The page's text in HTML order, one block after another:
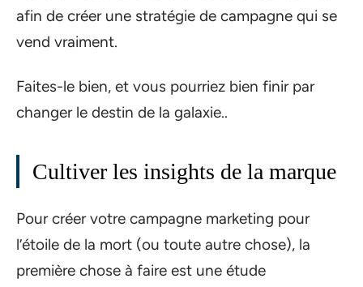
afin de créer une stratégie de campagne qui se
vend vraiment.
Faites-le bien, et vous pourriez bien finir par
changer le destin de la galaxie..
Cultiver les insights de la marque
Pour créer votre campagne marketing pour
l’étoile de la mort (ou toute autre chose), la
première chose à faire est une étude